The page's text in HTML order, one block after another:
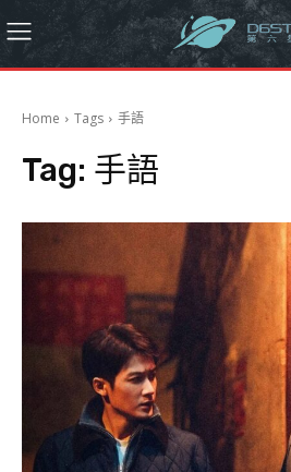
Home Tags 手語
Tag: 手語